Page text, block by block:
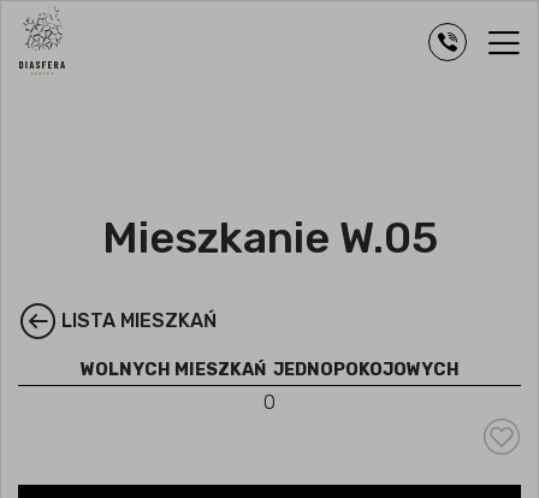
Mieszkanie W.05
LISTA MIESZKAŃ
WOLNYCH MIESZKAŃ JEDNOPOKOJOWYCH
0